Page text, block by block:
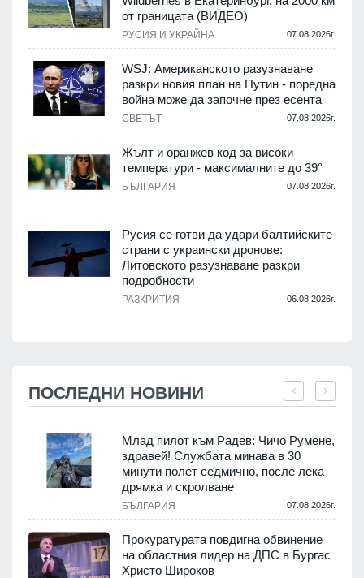
от границата (ВИДЕО)
РУСИЯ И УКРАЙНА 07.08.2026г.
WSJ: Американското разузнаване
разкри новия план на Путин - поредна
война може да започне през есента
СВЕТЪТ 07.08.2026г.
Жълт и оранжев код за високи
температури - максималните до 39°
БЪЛГАРИЯ 07.08.2026г.
Русия се готви да удари балтийските
страни с украински дронове:
Литовското разузнаване разкри
подробности
РАЗКРИТИЯ 06.08.2026г.
ПОСЛЕДНИ НОВИНИ
Млад пилот към Радев: Чичо Румене,
здравей! Службата минава в 30
минути полет седмично, после лека
дрямка и скролване
БЪЛГАРИЯ 07.08.2026г.
Прокуратурата повдигна обвинение
на областния лидер на ДПС в Бургас
Христо Широков